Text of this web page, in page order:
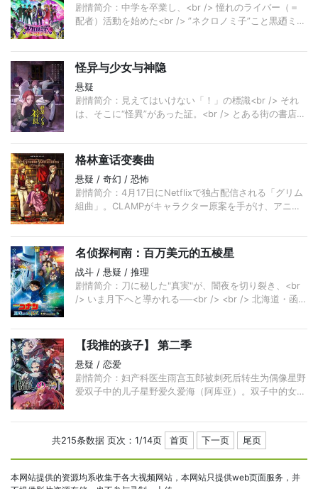
剧情简介：中学を卒業し、<br /> 憧れのライバー（＝
配者）活動を始めた<br /> ”ネクロノミ子”こと黒廼ミ
怪异与少女与神隐
悬疑
剧情简介：見えてはいけない「！」の標識<br /> それ
は、そこに“怪異”があった証。<br /> とある街の書店員
格林童话变奏曲
悬疑 / 奇幻 / 恐怖
剧情简介：4月17日にNetflixで独占配信される「グリム
組曲」。CLAMPがキャラクター原案を手がけ、アニメ
名侦探柯南：百万美元的五棱星
战斗 / 悬疑 / 推理
剧情简介：刀に秘した"真実"が、闇夜を切り裂き、<br
/> いま月下へと導かれる──<br /> <br /> 北海道・函館
【我推的孩子】 第二季
悬疑 / 恋爱
剧情简介：妇产科医生雨宫五郎被刺死后转生为偶像星野
爱双子中的儿子星野爱久爱海（阿库亚）。双子中的女儿
共215条数据 页次：1/14页 首页 下一页 尾页
本网站提供的资源均系收集于各大视频网站，本网站只提供web页面服务，并